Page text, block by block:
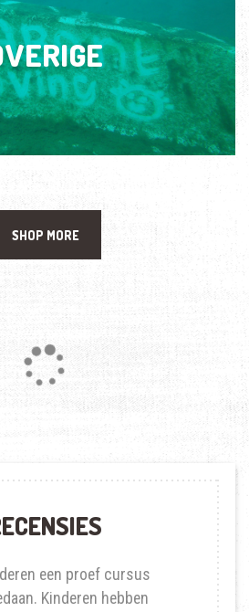
SHOP MORE
Loading...
een proef cursus
Kinderen hebben